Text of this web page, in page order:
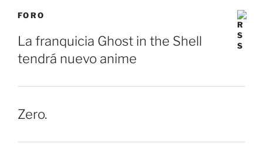
FORO
La franquicia Ghost in the Shell
tendrá nuevo anime
Zero.